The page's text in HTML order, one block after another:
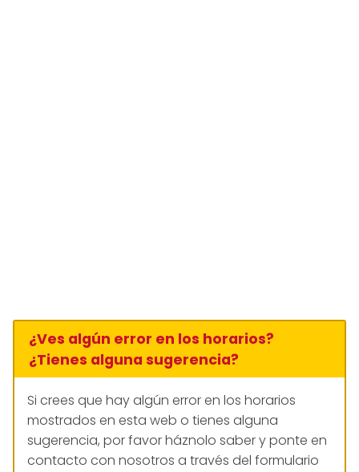
¿Ves algún error en los horarios?
¿Tienes alguna sugerencia?
Si crees que hay algún error en los horarios
mostrados en esta web o tienes alguna
sugerencia, por favor háznolo saber y ponte en
contacto con nosotros a través del formulario